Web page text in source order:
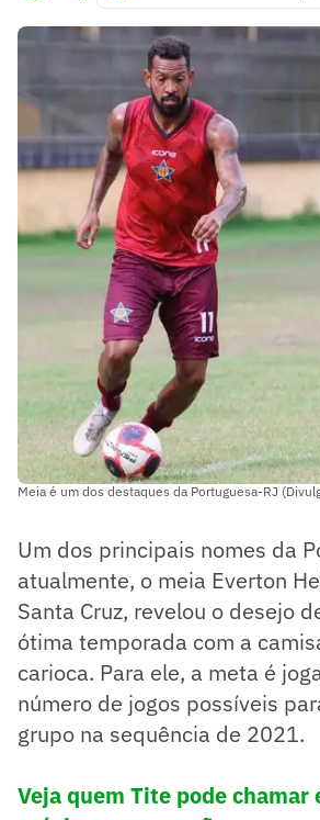
Meia é um dos destaques da Portuguesa-RJ
Um dos principais nomes da
atualmente, o meia Everton
Santa Cruz, revelou o desejo
ótima temporada com a
carioca. Para ele, a meta é
número de jogos possíveis
grupo na sequência de 2021.
Veja quem Tite pode chamar